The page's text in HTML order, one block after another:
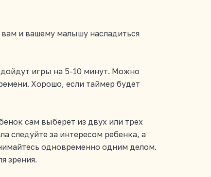
и вашему малышу насладиться
игры на 5-10 минут. Можно
Хорошо, если таймер будет
сам выберет из двух или трех
следуйте за интересом ребенка, а
одновременно одним делом.
зрения.